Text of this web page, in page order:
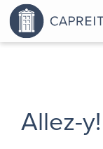
Allez-y!